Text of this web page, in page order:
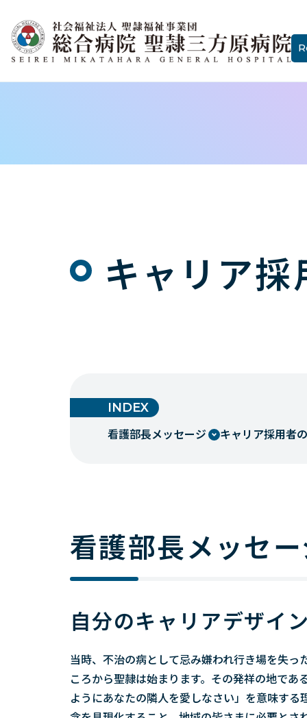
キャリア
INDEX
看護部長メッセージ キャリア採用者
看護部長メッセ
自分のキャリアデザイ
当時、不治の病として忌み嫌われ行き場を失っ
ころから聖隷は始まります。その発祥の地であ
ようにあなたの隣人を愛しなさい」を意味する